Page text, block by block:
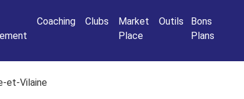
Coaching Clubs
Market
Place
Outils
Bons
Plans
et-Vilaine